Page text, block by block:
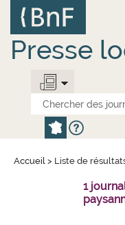
contenu
principal
Presse
Accueil > Liste de
1
Panneau de gestion des